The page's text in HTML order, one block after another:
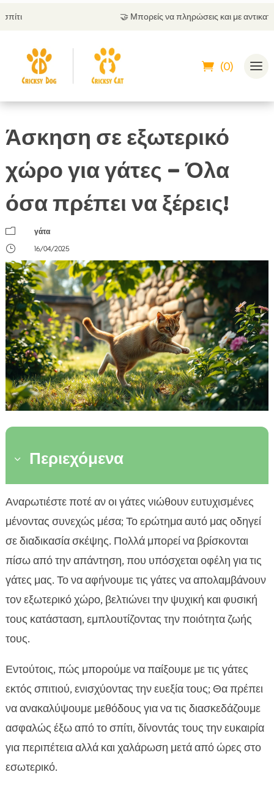
Μπορείς να πληρώσεις και με αντικαταβολή
(0)
Άσκηση σε εξωτερικό
χώρο για γάτες – Όλα
όσα πρέπει να ξέρεις!
m
γάτα
}
16/04/2025
3 Περιεχόμενα
 Γιατί η εξωτερική άσκηση είναι σημαντική για τις
γάτες

Επιλογή ασφαλών περιοχών για εξωτερική
άσκηση
Ασφαλείς τρόποι περιπάτου με τη γάτα σας
Δημιουργία κατάλληλου περιβάλλοντος στον
κήπο σας

Η σημασία του παιχνιδιού για τη γάτα σας κατά
εξωτερικούς χώρους

Πώς να αντιμετωπίσετε τους κινδύνους και τις
απειλές
 Η εξωτερική άσκηση για γάτες
 Συμπεριφορές που πρέπει να προσέξετε
 Πώς να επιλέξετε τις κατάλληλες ώρες για
Αναρωτιέστε ποτέ αν οι γάτες νιώθουν ευτυχισμένες
μένοντας συνεχώς μέσα; Το ερώτημα αυτό μας οδηγεί
σε διαδικασία σκέψης. Πολλά μπορεί να βρίσκονται
πίσω από την απάντηση, που υπόσχεται οφέλη για τις
γάτες μας. Το να αφήνουμε τις γάτες να απολαμβάνουν
τον εξωτερικό χώρο, βελτιώνει την ψυχική και φυσική
τους κατάσταση, εμπλουτίζοντας την ποιότητα ζωής
τους.
Εντούτοις, πώς μπορούμε να παίξουμε με τις γάτες
εκτός σπιτιού, ενισχύοντας την ευεξία τους; Θα πρέπει
να ανακαλύψουμε μεθόδους για να τις διασκεδάζουμε
ασφαλώς έξω από το σπίτι, δίνοντάς τους την ευκαιρία
για περιπέτεια αλλά και χαλάρωση μετά από ώρες στο
εσωτερικό.